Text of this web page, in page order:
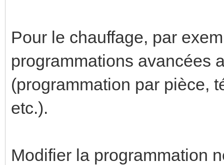
Pour le chauffage, par
programmations avancées
(programmation par pièce,
etc.).
Modifier la programmation